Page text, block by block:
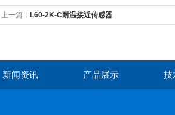
上一篇： L60-2K-C耐温接近传感器
新闻资讯 产品展示 技